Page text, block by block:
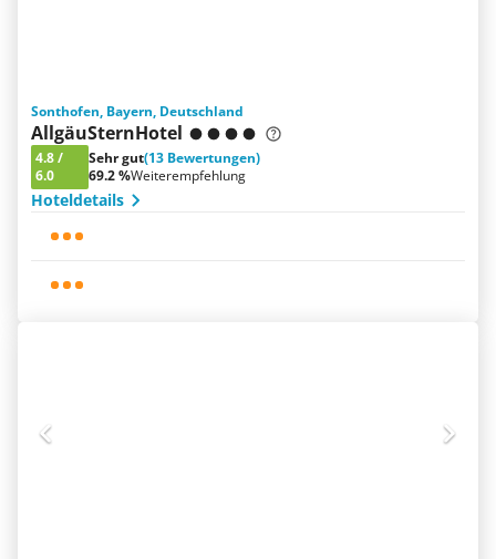
Sonthofen, Bayern, Deutschland
AllgäuSternHotel
4.8/
6.0
Sehr gut(13 Bewertungen)
69.2 %Weiterempfehlung
Hoteldetails